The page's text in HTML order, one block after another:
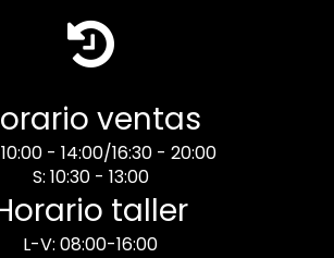
ventas
- 14:00/16:30 - 20:00
S: 10:30 - 13:00
taller
L-V: 08:00-16:00